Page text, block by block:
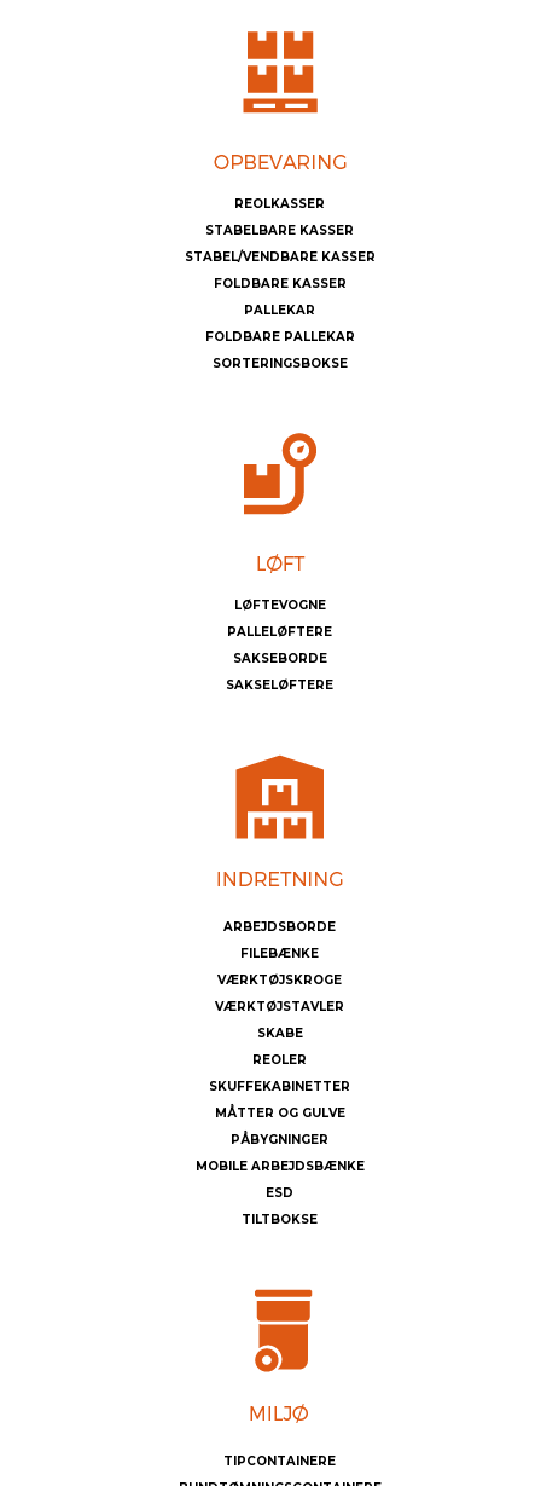
REOLKASSER
STABELBARE KASSER
STABEL/VENDBARE KASSER
FOLDBARE KASSER
PALLEKAR
FOLDBARE PALLEKAR
SORTERINGSBOKSE
LØFTEVOGNE
PALLELØFTERE
SAKSEBORDE
SAKSELØFTERE
ARBEJDSBORDE
FILEBÆNKE
VÆRKTØJSKROGE
VÆRKTØJSTAVLER
SKABE
REOLER
SKUFFEKABINETTER
MÅTTER OG GULVE
PÅBYGNINGER
MOBILE ARBEJDSBÆNKE
ESD
TILTBOKSE
TIPCONTAINERE